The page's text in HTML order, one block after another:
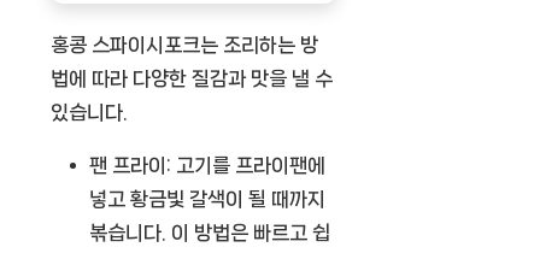
홍콩 스파이시포크는 조리하는 방
법에 따라 다양한 질감과 맛을 낼 수
있습니다.
팬 프라이: 고기를 프라이팬에
넣고 황금빛 갈색이 될 때까지
볶습니다. 이 방법은 빠르고 쉽